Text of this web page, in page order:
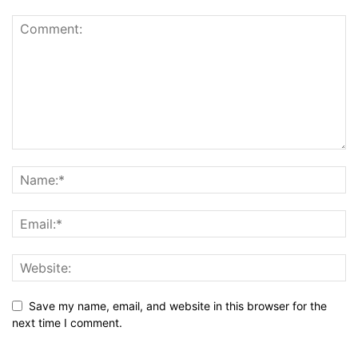
Save my name, email, and website in this browser for the
next time I comment.